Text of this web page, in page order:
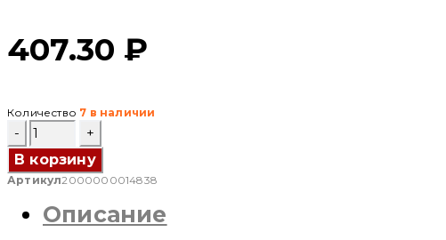
407.30 ₽
Количество 7 в наличии
Количество
товара
Выключатель
нагрузки
YCH9-
1P,
100
В корзину
Артикул2000000014838
Описание